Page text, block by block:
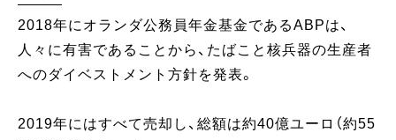
2018年にオランダ公務員年金基金であるABPは、
人々に有害であることから、たばこと核兵器の生産者
へのダイベストメント方針を発表。
2019年にはすべて売却し、総額は約40億ユーロ（約55